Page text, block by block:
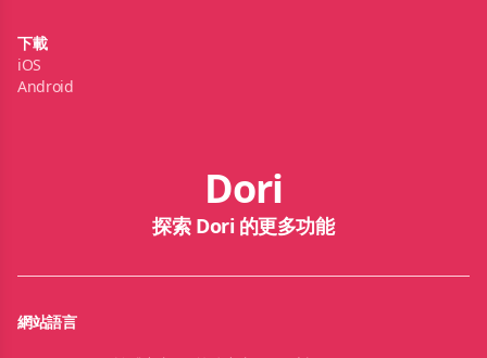
下載
iOS
Android
Dori
探索 Dori 的更多功能
網站語言